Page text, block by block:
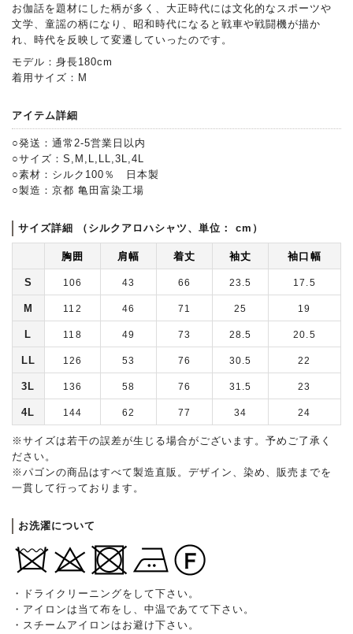
お伽話を題材にした柄が多く、大正時代には文化的なスポーツや
文学、童謡の柄になり、昭和時代になると戦車や戦闘機が描か
れ、時代を反映して変遷していったのです。
モデル：身長180cm
着用サイズ：M
アイテム詳細
○発送：通常2-5営業日以内
○サイズ：S,M,L,LL,3L,4L
○素材：シルク100％ 日本製
○製造：京都 亀田富染工場
サイズ詳細 （シルクアロハシャツ、単位： cm）
胸囲 肩幅 着丈 袖丈 袖口幅
S 106 43 66 23.5 17.5
M 112 46 71 25 19
L 118 49 73 28.5 20.5
LL 126 53 76 30.5 22
3L 136 58 76 31.5 23
4L 144 62 77 34 24
※サイズは若干の誤差が生じる場合がございます。予めご了承く
ださい。
※パゴンの商品はすべて製造直販。デザイン、染め、販売までを
一貫して行っております。
お洗濯について
・ドライクリーニングをして下さい。
・アイロンは当て布をし、中温であてて下さい。
・スチームアイロンはお避け下さい。